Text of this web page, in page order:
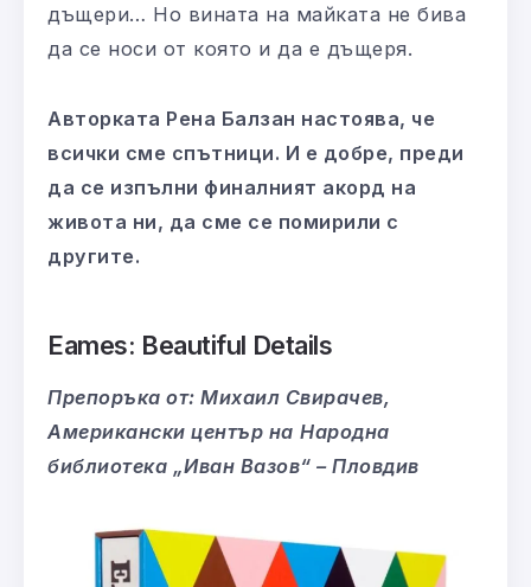
дъщери… Но вината на майката не бива
да се носи от която и да е дъщеря.
Авторката Рена Балзан настоява, че
всички сме спътници. И е добре, преди
да се изпълни финалният акорд на
живота ни, да сме се помирили с
другите.
Eames: Beautiful Details
Препоръка от: Михаил Свирачев,
Американски център на Народна
библиотека „Иван Вазов“ – Пловдив